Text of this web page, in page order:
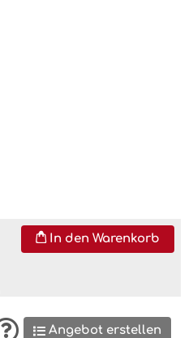
In den Warenkorb
Angebot erstellen